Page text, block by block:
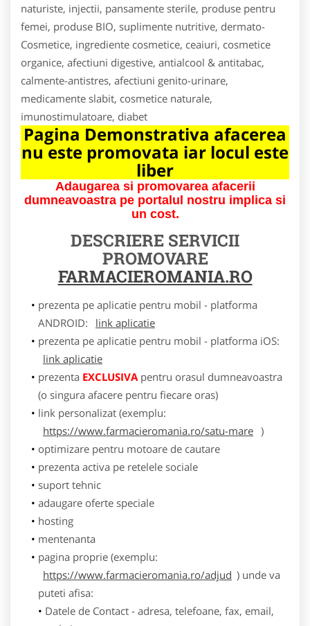
naturiste, injectii, pansamente sterile, produse pentru
femei, produse BIO, suplimente nutritive, dermato-
Cosmetice, ingrediente cosmetice, ceaiuri, cosmetice
organice, afectiuni digestive, antialcool & antitabac,
calmente-antistres, afectiuni genito-urinare,
medicamente slabit, cosmetice naturale,
imunostimulatoare, diabet
Pagina Demonstrativa afacerea
nu este promovata iar locul este
liber
Adaugarea si promovarea afacerii
dumneavoastra pe portalul nostru implica si
un cost.
DESCRIERE SERVICII
PROMOVARE
FARMACIEROMANIA.RO
prezenta pe aplicatie pentru mobil - platforma
ANDROID:
link aplicatie
prezenta pe aplicatie pentru mobil - platforma iOS:
link aplicatie
prezenta EXCLUSIVApentru orasul dumneavoastra
(o singura afacere pentru fiecare oras)
link personalizat (exemplu:
https://www.farmacieromania.ro/satu-mare )
optimizare pentru motoare de cautare
prezenta activa pe retelele sociale
suport tehnic
adaugare oferte speciale
hosting
mentenanta
pagina proprie (exemplu:
https://www.farmacieromania.ro/adjud ) unde va
puteti afisa:
Datele de Contact - adresa, telefoane, fax, email,